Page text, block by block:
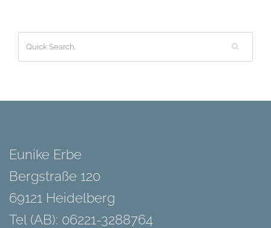
Eunike Erbe
Bergstraße 120
69121 Heidelberg
Tel (AB): 06221-3288764